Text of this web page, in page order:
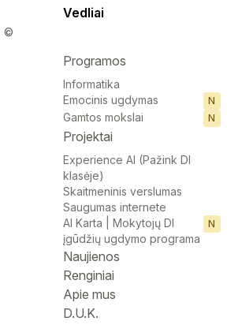
©
Vedliai
Programos
Informatika
Emocinis ugdymas
N
Gamtos mokslai N
Projektai
Experience AI (Pažink DI
klasėje)
Skaitmeninis verslumas
Saugumas internete
AI Karta | Mokytojų DI
įgūdžių ugdymo programa
N
Naujienos
Renginiai
Apie mus
D.U.K.